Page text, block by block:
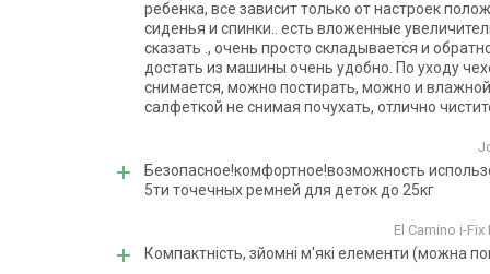
ребенка, все зависит только от настроек
сиденья и спинки.. есть вложенные
сказать ., очень просто складывается и
достать из машины очень удобно. По уходу
снимается, можно постирать, можно и влажной
салфеткой не снимая почухать, отлично
Безопасное!комфортное!возможность
5ти точечных ремней для деток до 25кг
El Camino i-
Компактність, зйомні м'які елементи (можна